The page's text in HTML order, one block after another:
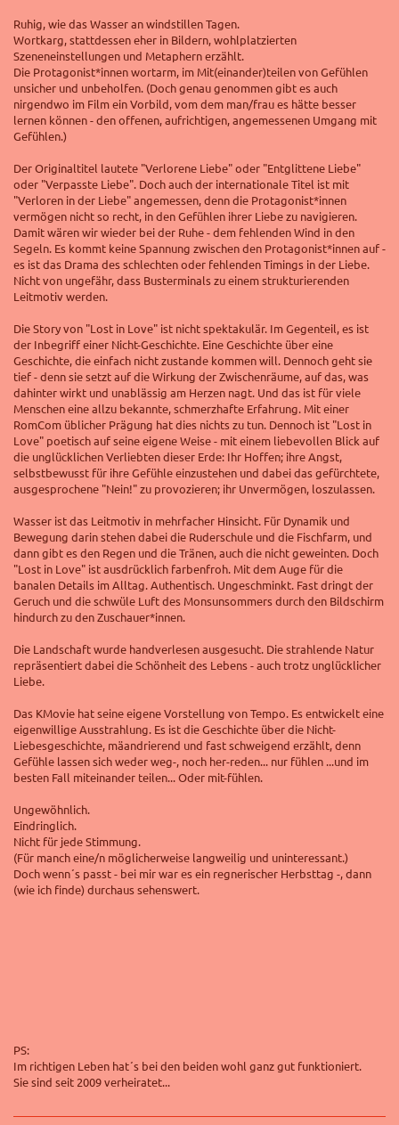
Ruhig, wie das Wasser an windstillen Tagen.
Wortkarg, stattdessen eher in Bildern, wohlplatzierten
Szeneneinstellungen und Metaphern erzählt.
Die Protagonist*innen wortarm, im Mit(einander)teilen von Gefühlen
unsicher und unbeholfen. (Doch genau genommen gibt es auch
nirgendwo im Film ein Vorbild, vom dem man/frau es hätte besser
lernen können - den offenen, aufrichtigen, angemessenen Umgang mit
Gefühlen.)
Der Originaltitel lautete "Verlorene Liebe" oder "Entglittene Liebe"
oder "Verpasste Liebe". Doch auch der internationale Titel ist mit
"Verloren in der Liebe" angemessen, denn die Protagonist*innen
vermögen nicht so recht, in den Gefühlen ihrer Liebe zu navigieren.
Damit wären wir wieder bei der Ruhe - dem fehlenden Wind in den
Segeln. Es kommt keine Spannung zwischen den Protagonist*innen auf -
es ist das Drama desschlechten oder fehlenden Timings in der Liebe.
Nicht von ungefähr, dass Busterminals zu einem strukturierenden
Leitmotiv werden.
Die Story von "Lost in Love" ist nicht spektakulär. Im Gegenteil, es ist
der Inbegriff einer Nicht-Geschichte. Eine Geschichte über eine
Geschichte, die einfach nicht zustande kommen will. Dennoch geht sie
tief - denn sie setzt auf die Wirkung der Zwischenräume, auf das, was
dahinter wirkt und unablässig am Herzen nagt. Und das ist für viele
Menschen eine allzu bekannte, schmerzhafte Erfahrung. Mit einer
RomCom üblicher Prägung hat dies nichts zu tun. Dennoch ist "Lost in
Love" poetisch auf seine eigene Weise - mit einem liebevollen Blick auf
die unglücklichen Verliebten dieser Erde: Ihr Hoffen; ihre Angst,
selbstbewusst für ihre Gefühle einzustehen und dabei das gefürchtete,
ausgesprochene "Nein!" zu provozieren; ihr Unvermögen, loszulassen.
Wasser ist das Leitmotiv in mehrfacher Hinsicht. Für Dynamik und
Bewegung darin stehen dabei die Ruderschule und die Fischfarm, und
dann gibt es den Regen und die Tränen, auch die nicht geweinten. Doch
"Lost in Love" ist ausdrücklich farbenfroh. Mit dem Auge für die
banalen Details im Alltag. Authentisch. Ungeschminkt. Fast dringt der
Geruch und die schwüle Luft des Monsunsommers durch den Bildschirm
hindurch zu den Zuschauer*innen.
Die Landschaft wurde handverlesen ausgesucht. Die strahlende Natur
repräsentiert dabei die Schönheit des Lebens - auch trotz unglücklicher
Liebe.
Das KMovie hat seine eigene Vorstellung von Tempo. Es entwickelt eine
eigenwillige Ausstrahlung. Es ist die Geschichte über die Nicht-
Liebesgeschichte, mäandrierend und fast schweigend erzählt, denn
Gefühle lassen sich weder weg-, noch her-reden... nur fühlen ...und im
besten Fall miteinander teilen... Oder mit-fühlen.
Ungewöhnlich.
Eindringlich.
Nicht für jede Stimmung.
(Für manch eine/n möglicherweise langweilig und uninteressant.)
Doch wenn´s passt - bei mir war es ein regnerischer Herbsttag -, dann
(wie ich finde) durchaus sehenswert.
PS:
Im richtigen Leben hat´s bei den beiden wohl ganz gut funktioniert.
Sie sind seit 2009 verheiratet...